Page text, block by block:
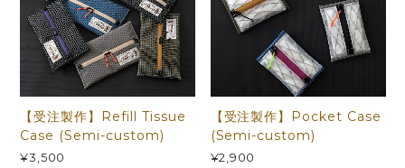
【受注製作】Refill Tissue
Case (Semi-custom)
¥3,500
【受注製作】Pocket Case
(Semi-custom)
¥2,900